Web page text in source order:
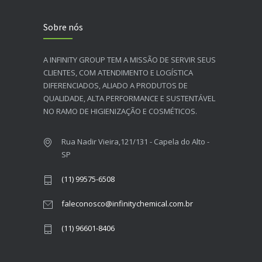
Sobre nós
A INFINITY GROUP TEM A MISSÃO DE SERVIR SEUS
CLIENTES, COM ATENDIMENTO E LOGÍSTICA
DIFERENCIADOS, ALIADO A PRODUTOS DE
QUALIDADE, ALTA PERFORMANCE E SUSTENTÁVEL
NO RAMO DE HIGIENIZAÇÃO E COSMÉTICOS.​
Rua Nadir Vieira,121/131 - Capela do Alto -
SP
(11) 99575-6508
faleconosco@infinitychemical.com.br
(11) 96601-8406